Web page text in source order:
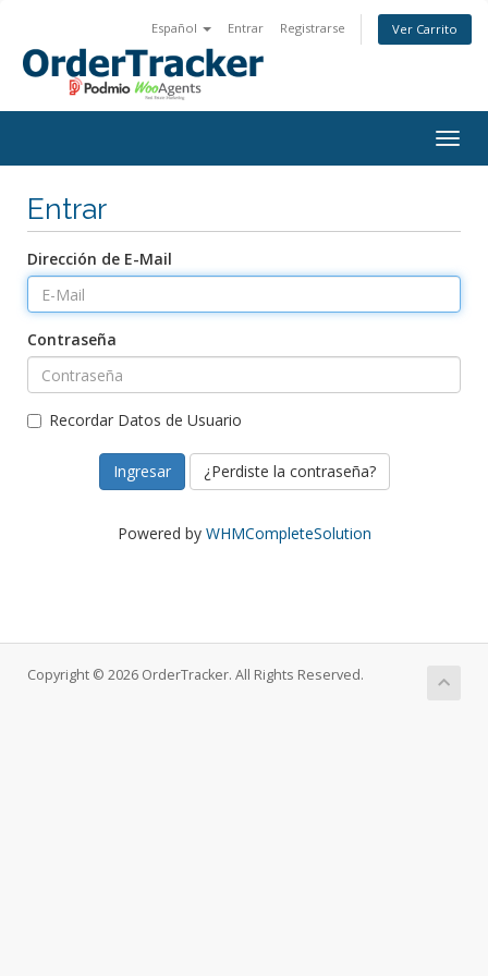
Español Entrar Registrarse Ver Carrito
Entrar
Dirección de E-Mail
Contraseña
Recordar Datos de Usuario
¿Perdiste la contraseña?
Powered by WHMCompleteSolution
Copyright © 2026 OrderTracker. All Rights Reserved.